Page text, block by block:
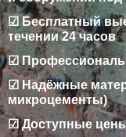
☑ Бесплатный
течении 24 часов
☑
☑ Надёжные
микроцементы)
☑ Доступные